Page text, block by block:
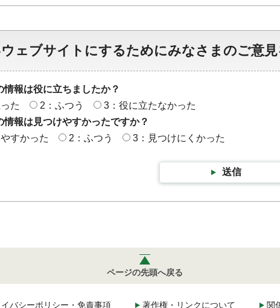
ェブサイトにするためにみなさまのご意
情報は役に立ちましたか？
た
2：ふつう
3：役に立たなかった
情報は見つけやすかったですか？
すかった
2：ふつう 3：見つけにくかった
送信
ページの先頭へ戻る
バシーポリシー・免責事項 著作権・リンクについて 関